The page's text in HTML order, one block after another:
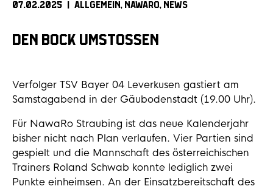
07.02.2025 | ALLGEMEIN NAWARO NEWS
DEN BOCK UMSTOSSEN
Verfolger TSV Bayer 04 Leverkusen gastiert am
Samstagabend in der Gäubodenstadt (19.00 Uhr).
Für NawaRo Straubing ist das neue Kalenderjahr
bisher nicht nach Plan verlaufen. Vier Partien sind
gespielt und die Mannschaft des österreichischen
Trainers Roland Schwab konnte lediglich zwei
Punkte einheimsen. An der Einsatzbereitschaft des